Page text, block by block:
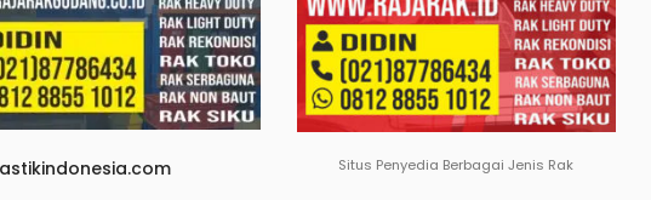
Situs Penyedia Berbagai Jenis Rak